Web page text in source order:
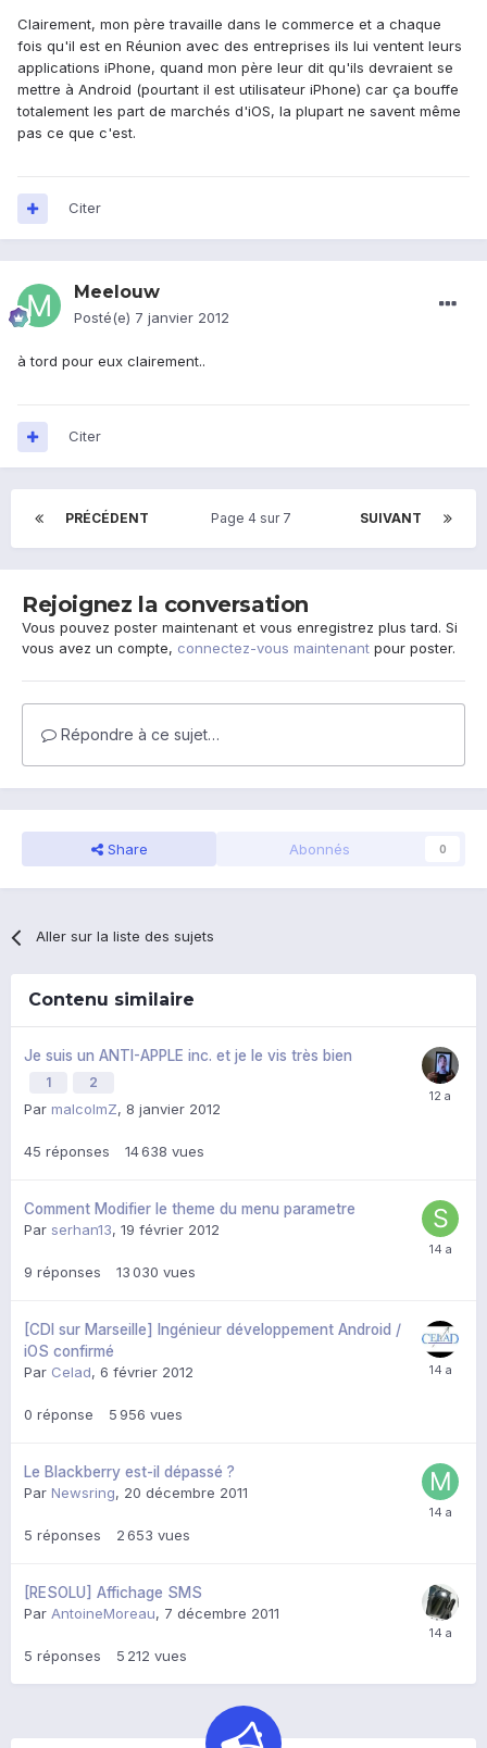
Clairement, mon père travaille dans le commerce et a chaque
fois qu'il est en Réunion avec des entreprises ils lui ventent leurs
applications iPhone, quand mon père leur dit qu'ils devraient se
mettre à Android (pourtant il est utilisateur iPhone) car ça bouffe
totalement les part de marchés d'iOS, la plupart ne savent même
pas ce que c'est.
Citer
Meelouw
Posté(e) 7 janvier 2012
à tord pour eux clairement..
Citer
PRÉCÉDENT SUIVANT
Page 4 sur 7
Rejoignez la conversation
Vous pouvez poster maintenant et vous enregistrez plus tard. Si
vous avez un compte, connectez-vous maintenant pour poster.
Répondre à ce sujet…
Share Abonnés 0
Aller sur la liste des sujets
Contenu similaire
Je suis un ANTI-APPLE inc. et je le vis très bien
1 2
Par malcolmZ, 8 janvier 2012
45 réponses 14 638 vues
Comment Modifier le theme du menu parametre
Par serhan13, 19 février 2012
9 réponses 13 030 vues
[CDI sur Marseille] Ingénieur développement Android /
iOS confirmé
Par Celad, 6 février 2012
0 réponse 5 956 vues
Le Blackberry est-il dépassé ?
Par Newsring, 20 décembre 2011
5 réponses 2 653 vues
[RESOLU] Affichage SMS
Par AntoineMoreau, 7 décembre 2011
5 réponses 5 212 vues